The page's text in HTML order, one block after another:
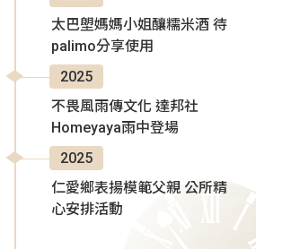
太巴塱媽媽小姐釀糯米酒 待
palimo分享使用
2025
不畏風雨傳文化 達邦社
Homeyaya雨中登場
2025
仁愛鄉表揚模範父親 公所精
心安排活動